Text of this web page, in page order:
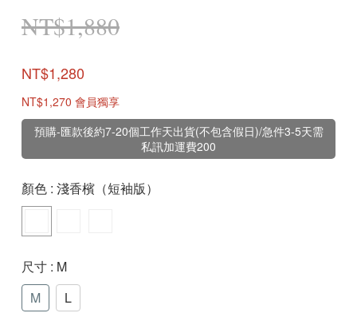
NT$1,880
NT$1,280
NT$1,270 會員獨享
預購-匯款後約7-20個工作天出貨(不包含假日)/急件3-5天需
私訊加運費200
顏色 : 淺香檳（短袖版）
尺寸 : M
M
L